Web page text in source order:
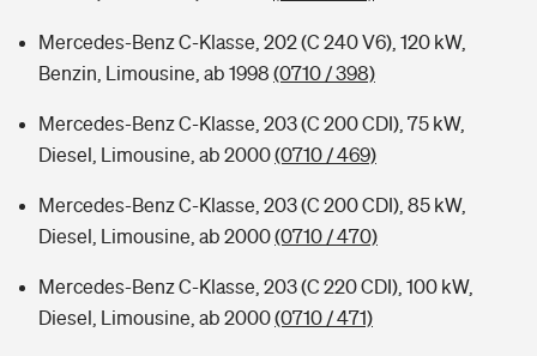
Mercedes-Benz C-Klasse, 202 (C 240 V6), 120 kW,
Benzin, Limousine, ab 1998 (0710 / 398)
Mercedes-Benz C-Klasse, 203 (C 200 CDI), 75 kW,
Diesel, Limousine, ab 2000(0710 / 469)
Mercedes-Benz C-Klasse, 203 (C 200 CDI), 85 kW,
Diesel, Limousine, ab 2000(0710 / 470)
Mercedes-Benz C-Klasse, 203 (C 220 CDI), 100 kW,
Diesel, Limousine, ab 2000(0710 / 471)